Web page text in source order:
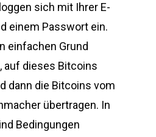
sich mit Ihrer E-
einem Passwort ein.
einfachen Grund
auf dieses Bitcoins
dann die Bitcoins vom
übertragen. In
Bedingungen